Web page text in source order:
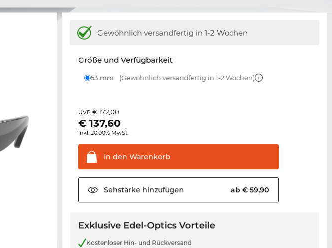
Gewöhnlich versandfertig in 1-2 Wochen
Größe und Verfügbarkeit
53 mm (Gewöhnlich versandfertig in 1-2 Wochen)
UVP€ 172,00
€137,60
inkl. 20.00% MwSt.
In den Warenkorb
Sehstärke hinzufügen ab € 59,90
Exklusive Edel-Optics Vorteile
Kostenloser Hin- und Rückversand